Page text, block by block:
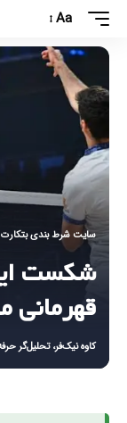
Aa
سایت شرط بندی بتکارت
شکست
قهرمانی
کاوه نیک‌فر، تحلیل‌گر